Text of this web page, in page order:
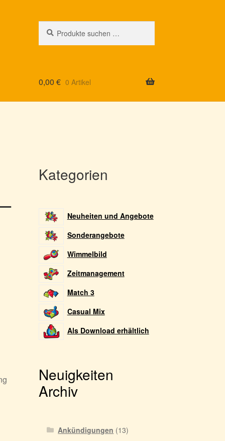
nach:
0,00 € 0 Artikel
Kategorien
Neuheiten und Angebote
Sonderangebote
Wimmelbild
Zeitmanagement
Match 3
Casual Mix
Als Download erhältlich
Neuigkeiten
Archiv
Ankündigungen (13)